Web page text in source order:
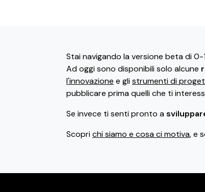
Stai navigando la versione beta di 0-
Ad oggi sono disponibili solo alcune
l'innovazione e glistrumenti di
pubblicare prima quelli che ti
Se invece ti senti pronto a
Scoprichi siamo e cosa ci motiva, e